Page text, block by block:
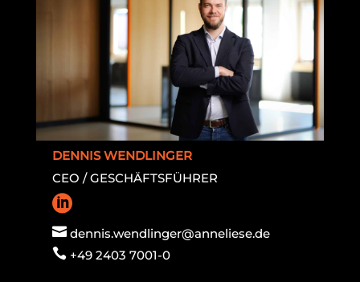
DENNIS WENDLINGER
CEO / GESCHÄFTSFÜHRER

 dennis.wendlinger@anneliese.de
 +49 2403 7001-0